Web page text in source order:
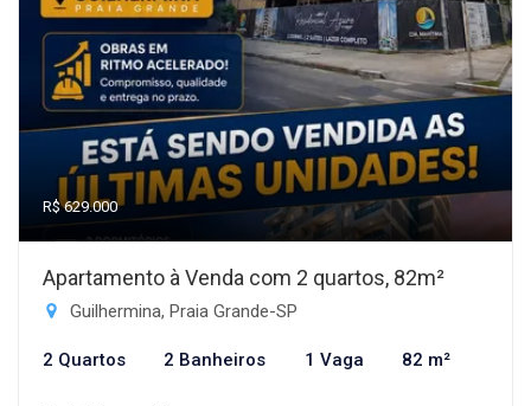
R$ 629.000
Apartamento à Venda com 2 quartos, 82m²
Guilhermina, Praia Grande-SP
2 Quartos 2 Banheiros 1 Vaga 82 m²